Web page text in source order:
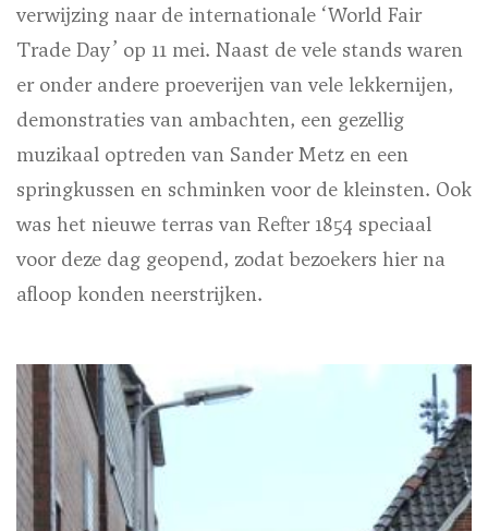
verwijzing naar de internationale ‘World Fair
Trade Day’ op 11 mei. Naast de vele stands waren
er onder andere proeverijen van vele lekkernijen,
demonstraties van ambachten, een gezellig
muzikaal optreden van Sander Metz en een
springkussen en schminken voor de kleinsten. Ook
was het nieuwe terras van Refter 1854 speciaal
voor deze dag geopend, zodat bezoekers hier na
afloop konden neerstrijken.